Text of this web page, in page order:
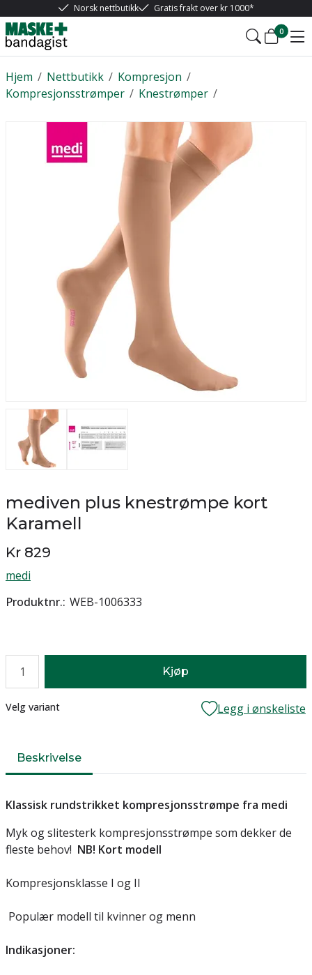
Norsk nettbutikk Gratis frakt over kr 1000*
0
/
Hjem /
Nettbutikk /
Kompresjon
/
Kompresjonsstrømper /
Knestrømper
mediven plus knestrømpe kort
Karamell
Kr 829
medi
Produktnr. WEB-1006333
Kjøp
Lager
Velg variant Legg i ønskeliste
Beskrivelse
Klassisk rundstrikket kompresjonsstrømpe fra medi
Myk og slitesterk kompresjonsstrømpe som dekker de
fleste behov! NB! Kort modell
Kompresjonsklasse I og II
Populær modell til kvinner og menn
Indikasjoner: